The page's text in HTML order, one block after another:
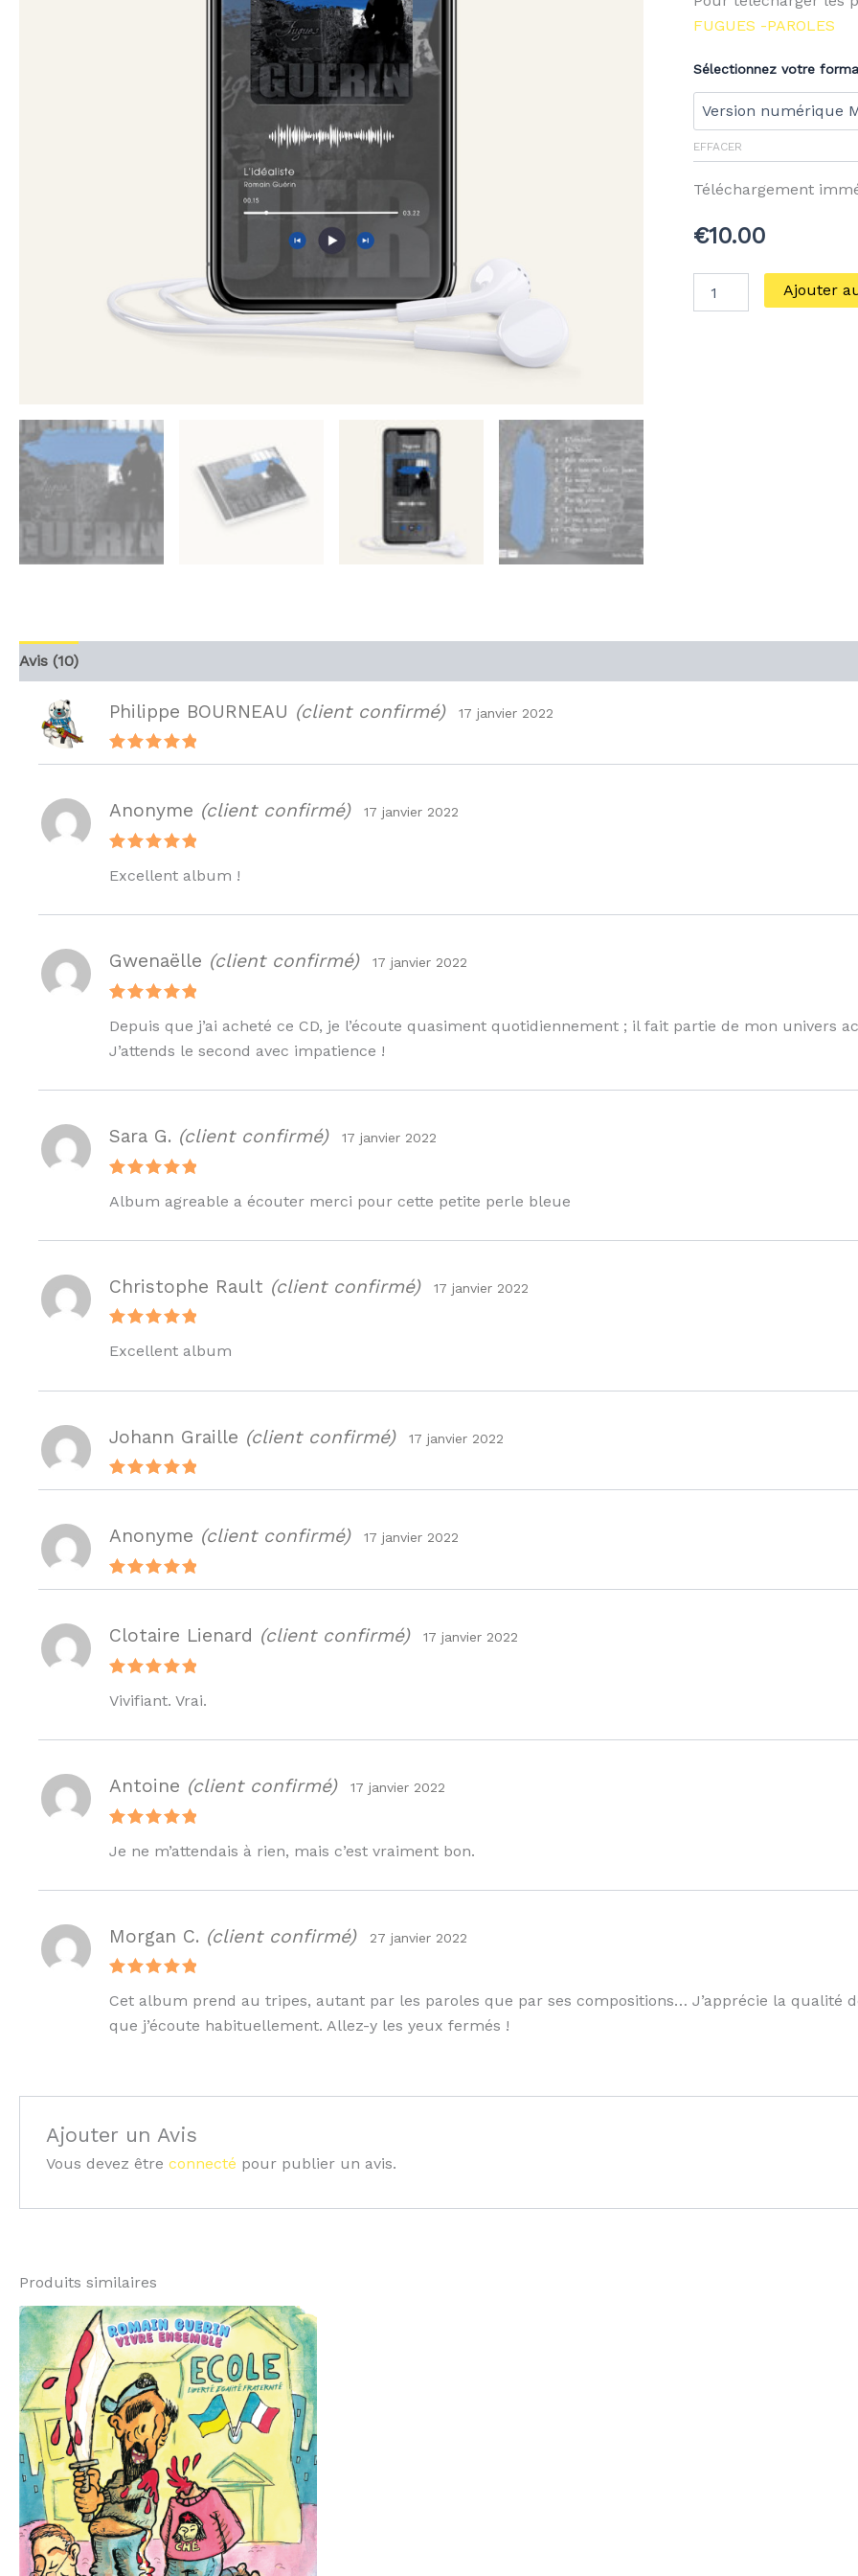
FUGUES -PAROLES
Sélectionnez votre
EFFACER
Téléchargement
€10.00
Ajouter
Avis (10)
Note5
Philippe BOURNEAU (client confirmé) 17 janvier 2022
sur 5
Anonyme (client confirmé) 17 janvier 2022
Excellent album !
sur 5
Gwenaëlle (client confirmé) 17 janvier 2022
Depuis que j’ai acheté ce CD, je l’écoute quasiment quotidiennement ; il fait partie de mon univers
J’attends le second avec impatience !
sur 5
Sara G. (client confirmé) 17 janvier 2022
Album agreable a écouter merci pour cette petite perle bleue
sur 5
Christophe Rault (client confirmé) 17 janvier 2022
Excellent album
Note5
Johann Graille (client confirmé) 17 janvier 2022
Note5
Anonyme (client confirmé) 17 janvier 2022
sur 5
Clotaire Lienard (client confirmé) 17 janvier 2022
Vivifiant. Vrai.
sur 5
Antoine (client confirmé) 17 janvier 2022
Je ne m’attendais à rien, mais c’est vraiment bon.
sur 5
Morgan C. (client confirmé) 27 janvier 2022
Cet album prend au tripes, autant par les paroles que par ses compositions… J’apprécie la
que j’écoute habituellement. Allez-y les yeux fermés !
Ajouter un Avis
Vous devez être connecté pour publier un avis.
Produits similaires
Plage
de
prix :
€10.00
à
€14.00
Ce
produit
a
plusieurs
variations.
Les
options
peuvent
être
choisies
sur